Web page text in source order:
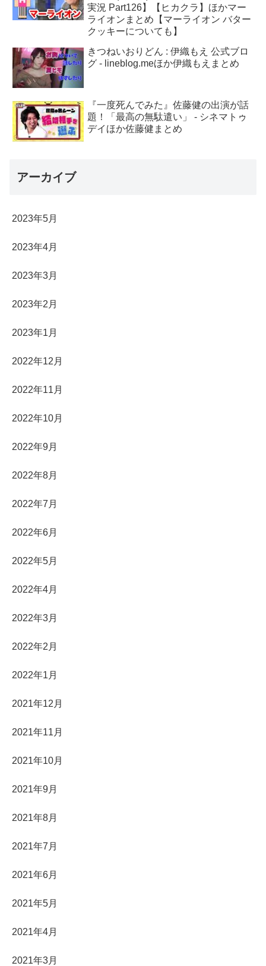
実況 Part126】【ヒカクラ】ほかマー
ライオンまとめ【マーライオン バター
クッキーについても】
きつねいおりどん : 伊織もえ 公式ブロ
グ - lineblog.meほか伊織もえまとめ
『一度死んでみた』佐藤健の出演が話
題！「最高の無駄遣い」 - シネマトゥ
デイほか佐藤健まとめ
アーカイブ
2023年5月
2023年4月
2023年3月
2023年2月
2023年1月
2022年12月
2022年11月
2022年10月
2022年9月
2022年8月
2022年7月
2022年6月
2022年5月
2022年4月
2022年3月
2022年2月
2022年1月
2021年12月
2021年11月
2021年10月
2021年9月
2021年8月
2021年7月
2021年6月
2021年5月
2021年4月
2021年3月